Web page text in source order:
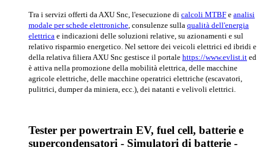
Tra i servizi offerti da AXU Snc, l'esecuzione di calcoli MTBF e analisi
modale per schede elettroniche, consulenze sulla qualità dell'energia
elettrica e indicazioni delle soluzioni relative, su azionamenti e sul
relativo risparmio energetico. Nel settore dei veicoli elettrici ed ibridi e
della relativa filiera AXU Snc gestisce il portale https://www.evlist.it ed
è attiva nella promozione della mobilità elettrica, delle macchine
agricole elettriche, delle macchine operatrici elettriche (escavatori,
pulitrici, dumper da miniera, ecc.), dei natanti e velivoli elettrici.
Tester per powertrain EV, fuel cell, batterie e
supercondensatori - Simulatori di batterie -